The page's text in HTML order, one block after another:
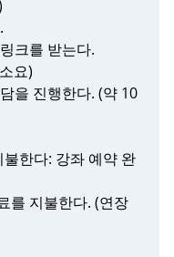
크를 받는다.
요)
을 진행한다. (약 10
한다: 강좌 예약 완
를 지불한다. (연장